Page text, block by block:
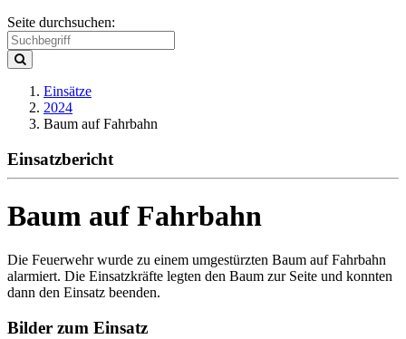
Seite durchsuchen:
Einsätze
2024
Baum auf Fahrbahn
Einsatzbericht
Baum auf Fahrbahn
Die Feuerwehr wurde zu einem umgestürzten Baum auf Fahrbahn
alarmiert. Die Einsatzkräfte legten den Baum zur Seite und konnten
dann den Einsatz beenden.
Bilder zum Einsatz